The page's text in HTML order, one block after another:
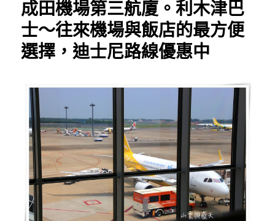
重
洲
南
口
站
乘
巴
士
到
河
口
湖
（含
網
成田機場第三航廈。利木津巴
士～往來機場與飯店的最方便
選擇，迪士尼路線優惠中